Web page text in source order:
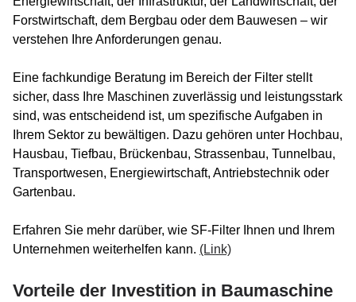
Forstwirtschaft, dem Bergbau oder dem Bauwesen – wir
verstehen Ihre Anforderungen genau.
Eine fachkundige Beratung im Bereich der Filter stellt
sicher, dass Ihre Maschinen zuverlässig und leistungsstark
sind, was entscheidend ist, um spezifische Aufgaben in
Ihrem Sektor zu bewältigen. Dazu gehören unter Hochbau,
Hausbau, Tiefbau, Brückenbau, Strassenbau, Tunnelbau,
Transportwesen, Energiewirtschaft, Antriebstechnik oder
Gartenbau.
Erfahren Sie mehr darüber, wie SF-Filter Ihnen und Ihrem
Unternehmen weiterhelfen kann. (Link)
Vorteile der Investition in Baumaschine